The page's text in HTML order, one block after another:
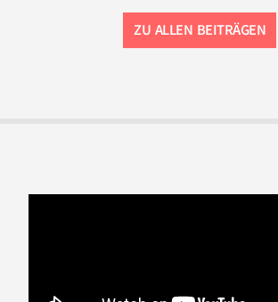
ZU ALLEN BEITRÄGEN